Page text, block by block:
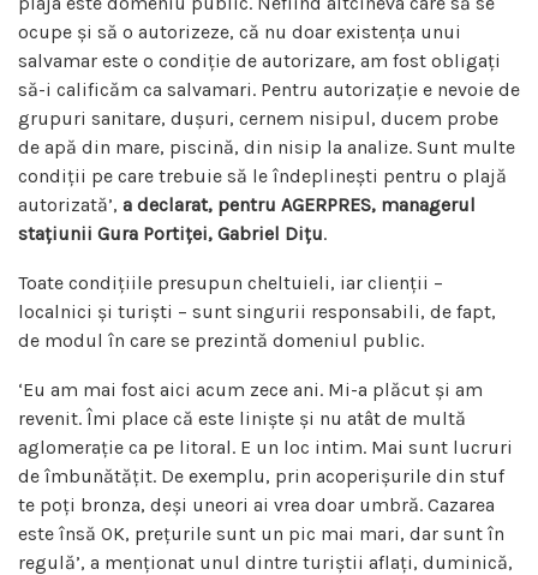
ocupe și să o autorizeze, că nu doar existența unui
salvamar este o condiție de autorizare, am fost obligați
să-i calificăm ca salvamari. Pentru autorizație e nevoie de
grupuri sanitare, dușuri, cernem nisipul, ducem probe
de apă din mare, piscină, din nisip la analize. Sunt multe
condiții pe care trebuie să le îndeplinești pentru o plajă
autorizată’, a declarat, pentru AGERPRES, managerul
stațiunii Gura Portiței, Gabriel Dițu.
Toate condițiile presupun cheltuieli, iar clienții –
localnici și turiști – sunt singurii responsabili, de fapt,
de modul în care se prezintă domeniul public.
‘Eu am mai fost aici acum zece ani. Mi-a plăcut și am
revenit. Îmi place că este liniște și nu atât de multă
aglomerație ca pe litoral. E un loc intim. Mai sunt lucruri
de îmbunătățit. De exemplu, prin acoperișurile din stuf
te poți bronza, deși uneori ai vrea doar umbră. Cazarea
este însă OK, prețurile sunt un pic mai mari, dar sunt în
regulă’, a menționat unul dintre turiștii aflați, duminică,